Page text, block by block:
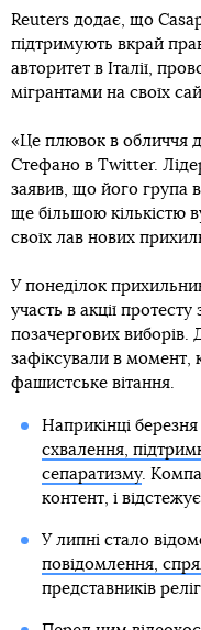
Reuters додає, що
підтримують вкрай
авторитет в Італії,
мігрантами на своїх
«Це плювок в обличчя
Стефано в Twitter.
заявив, що його група
ще більшою кількістю
своїх лав нових
У понеділок
участь в акції
позачергових виборів.
зафіксували в момент,
фашистське вітання.
Наприкінці
схвалення,
сепаратизму.
контент, і
У липні стало
повідомлення,
представників